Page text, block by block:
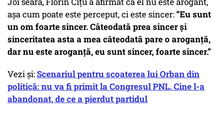
așa cum poate este perceput, ci este sincer:”Eu sunt
un om foarte sincer. Câteodată prea sincer şi
sinceritatea asta a mea câteodată pare o aroganţă,
dar nu este aroganţă, eu sunt sincer, foarte sincer.”
Vezi și:Scenariul pentru scoaterea lui Orban din
politică: nu va fi primit la Congresul PNL. Cine l-a
abandonat, de ce a pierdut partidul